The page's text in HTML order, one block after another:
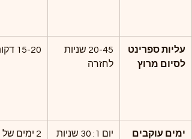
עליות ספרינט
לסיום מרוץ
20-45 שניות
לחזרה
15-20 דקות
ימים עוקבים
יום 1: 30 שניות
2 ימים של